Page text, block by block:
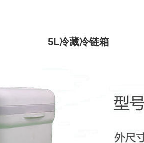
5L冷藏冷链箱